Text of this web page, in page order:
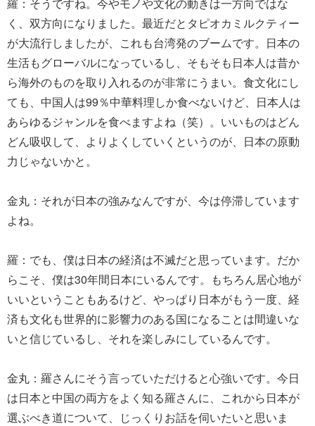
く、双方向になりました。最近だとタピオカミルクティー
が大流行しましたが、これも台湾発のブームです。日本の
生活もグローバルになっているし、そもそも日本人は昔か
ら海外のものを取り入れるのが非常にうまい。食文化にし
ても、中国人は99％中華料理しか食べないけど、日本人は
あらゆるジャンルを食べますよね（笑）。いいものはどん
どん吸収して、よりよくしていくというのが、日本の原動
力じゃないかと。
金丸：それが日本の強みなんですが、今は停滞しています
よね。
羅：でも、僕は日本の経済は不滅だと思っています。だか
らこそ、僕は30年間日本にいるんです。もちろん居心地が
いいということもあるけど、やっぱり日本がもう一度、経
済も文化も世界的に影響力のある国になることは間違いな
いと信じているし、それを楽しみにしているんです。
金丸：羅さんにそう言っていただけると心強いです。今日
は日本と中国の両方をよく知る羅さんに、これから日本が
選ぶべき道について、じっくりお話を伺いたいと思いま